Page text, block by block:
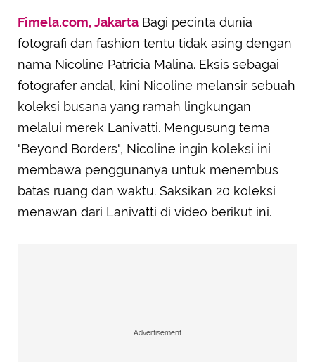
Fimela.com, Jakarta Bagi pecinta dunia
fotografi dan fashion tentu tidak asing dengan
nama Nicoline Patricia Malina. Eksis sebagai
fotografer andal, kini Nicoline melansir sebuah
koleksi busana yang ramah lingkungan
melalui merek Lanivatti. Mengusung tema
"Beyond Borders", Nicoline ingin koleksi ini
membawa penggunanya untuk menembus
batas ruang dan waktu. Saksikan 20 koleksi
menawan dari Lanivatti di video berikut ini.
Advertisement